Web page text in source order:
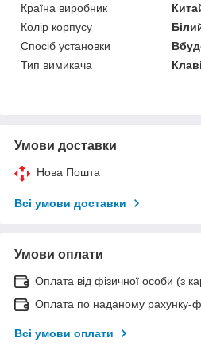
Країна виробник
Колір корпусу
Спосіб установки
Тип вимикача
Умови доставки
Нова Пошта
Всі умови доставки
Умови оплати
Оплата від фізичної особи (з
Оплата по наданому рахунку-
Всі умови оплати